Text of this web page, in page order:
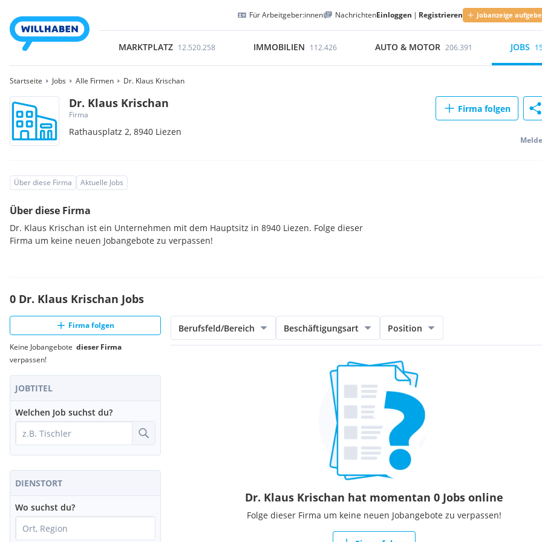
Für Arbeitgeber:innen NachrichtenEinloggen | Registrieren Jobanzeige
MARKTPLATZ 12.520.258 IMMOBILIEN 112.426 AUTO & MOTOR 206.391 JOBS
Startseite Jobs Alle Firmen Dr. Klaus Krischan
Dr. Klaus Krischan
Firma
Rathausplatz 2,8940 Liezen
Firma folgen
Über diese Firma Aktuelle Jobs
Über diese Firma
Dr. Klaus Krischan ist ein Unternehmen mit dem Hauptsitz in 8940 Liezen. Folge dieser
Firma um keine neuen Jobangebote zu verpassen!
0 Dr. Klaus Krischan Jobs
Firma folgen
Keine Jobangebote dieser Firma
verpassen!
JOBTITEL
Welchen Job suchst du?
DIENSTORT
Wo suchst du?
Berufsfeld/Bereich Beschäftigungsart Position
Dr. Klaus Krischan hat momentan 0 Jobs online
Folge dieser Firma um keine neuen Jobangebote zu verpassen!